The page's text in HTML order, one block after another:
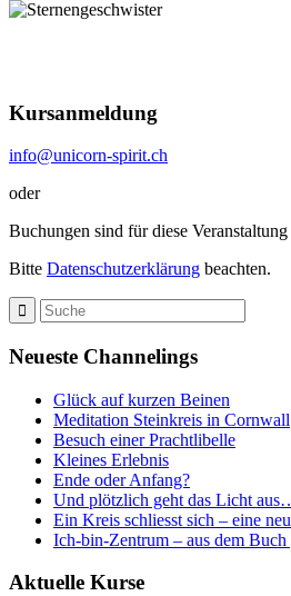
Kursanmeldung
info@unicorn-spirit.ch
oder
Buchungen sind für diese
Bitte Datenschutzerklärung beachten.
Neueste Channelings
Glück auf kurzen Beinen
Meditation Steinkreis in Cornwall
Besuch einer Prachtlibelle
Kleines Erlebnis
Ende oder Anfang?
Und plötzlich geht das Licht
Ein Kreis schliesst sich – eine
Ich-bin-Zentrum – aus dem
Aktuelle Kurse